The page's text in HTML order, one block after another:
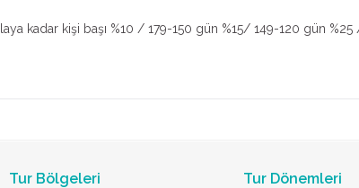
kadar kişi başı %10 / 179-150 gün %15/ 149-120 gün
Tur Bölgeleri Tur Dönemleri